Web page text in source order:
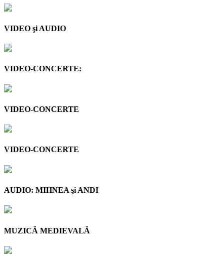
VIDEO şi AUDIO
VIDEO-CONCERTE:
VIDEO-CONCERTE
VIDEO-CONCERTE
AUDIO: MIHNEA şi ANDI
MUZICĂ MEDIEVALĂ